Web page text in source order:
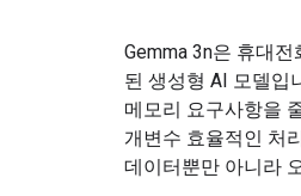
Gemma 3n은 휴대
된 생성형 AI 모델입
메모리 요구사항을
개변수 효율적인 처
데이터뿐만 아니라